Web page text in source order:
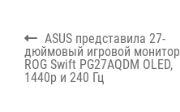
Навигация
по
записям
Previous
post:
ASUS представила 27-
дюймовый игровой монитор
ROG Swift PG27AQDM OLED,
1440p и 240 Гц